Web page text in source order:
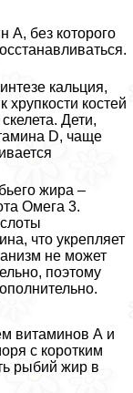
А, без которого
кальция,
хрупкости костей
Дети,
D, чаще
жира –
Омега 3.
что укрепляет
не может
поэтому
витаминов А и
с коротким
рыбий жир в